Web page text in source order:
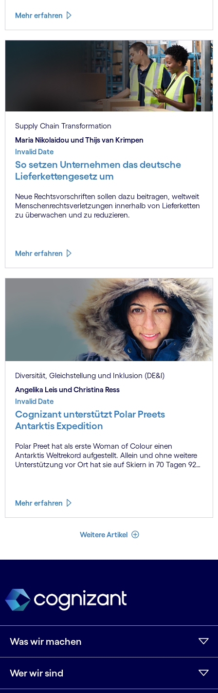
Mehr erfahren
Supply Chain Transformation
Maria Nikolaidou und Thijs van Krimpen
Invalid Date
So setzen Unternehmen das deutsche
Lieferkettengesetz um
Neue Rechtsvorschriften sollen dazu beitragen, weltweit
Menschenrechtsverletzungen innerhalb von Lieferketten
zu überwachen und zu reduzieren.
Mehr erfahren
Diversität, Gleichstellung und Inklusion (DE&I)
Angelika Leis und Christina Ress
Invalid Date
Cognizant unterstützt Polar Preets
Antarktis Expedition
Polar Preet hat als erste Woman of Colour einen
Antarktis Weltrekord aufgestellt. Allein und ohne weitere
Unterstützung vor Ort hat sie auf Skiern in 70 Tagen 922
Mehr erfahren
Weitere Artikel Weniger Artikel
Was wir machen
Wer wir sind